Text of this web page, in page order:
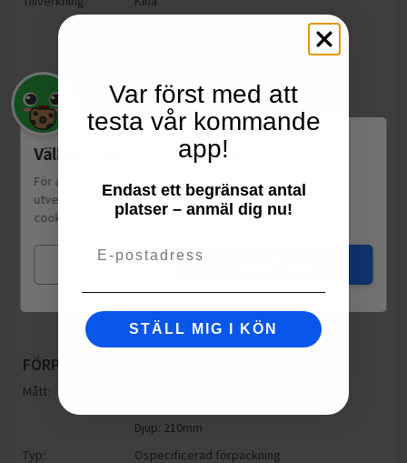
FÖRPACKNING
Mått:
Djup: 210mm
Typ:
Ospecificerad förpackning
Välkommen till Matspar.se
För att leverera en personlig upplevelse, mäta sajtens
utveckling och ha sociala medier-koppling använder vi
cookies.
Läs mer
Mina val
Var först med att
testa vår kommande
app!
Endast ett begränsat antal
platser – anmäl dig nu!
STÄLL MIG I KÖN